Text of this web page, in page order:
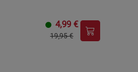
4,99 €
19,95 €